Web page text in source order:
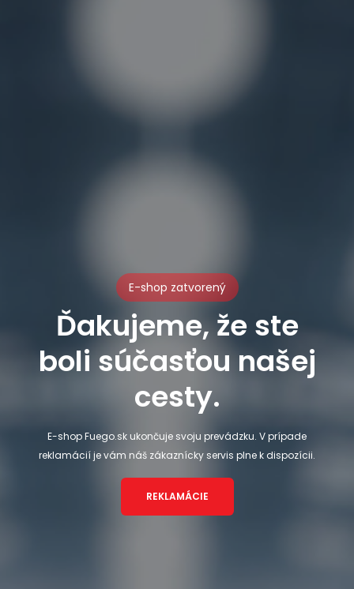
E-shop zatvorený
Ďakujeme, že ste
boli súčasťou našej
cesty.
E-shop Fuego.sk ukončuje svoju prevádzku. V prípade
reklamácií je vám náš zákaznícky servis plne k dispozícii.
REKLAMÁCIE